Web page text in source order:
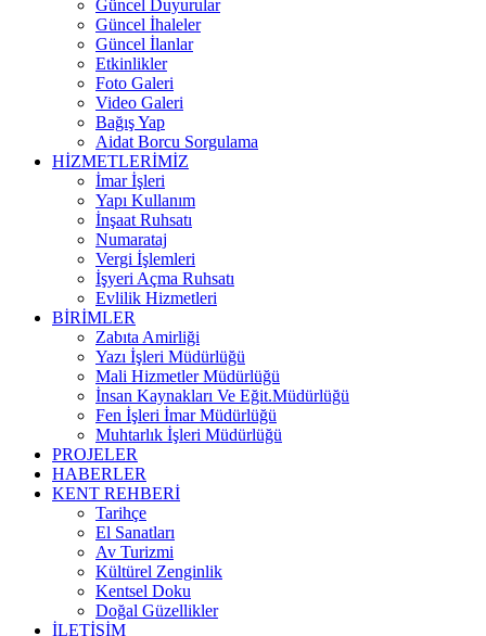
Güncel Duyurular
Güncel İhaleler
Güncel İlanlar
Etkinlikler
Foto Galeri
Video Galeri
Bağış Yap
Aidat Borcu Sorgulama
HİZMETLERİMİZ
İmar İşleri
Yapı Kullanım
İnşaat Ruhsatı
Numarataj
Vergi İşlemleri
İşyeri Açma Ruhsatı
Evlilik Hizmetleri
BİRİMLER
Zabıta Amirliği
Yazı İşleri Müdürlüğü
Mali Hizmetler Müdürlüğü
İnsan Kaynakları Ve Eğit.Müdürlüğü
Fen İşleri İmar Müdürlüğü
Muhtarlık İşleri Müdürlüğü
PROJELER
HABERLER
KENT REHBERİ
Tarihçe
El Sanatları
Av Turizmi
Kültürel Zenginlik
Kentsel Doku
Doğal Güzellikler
İLETİŞİM